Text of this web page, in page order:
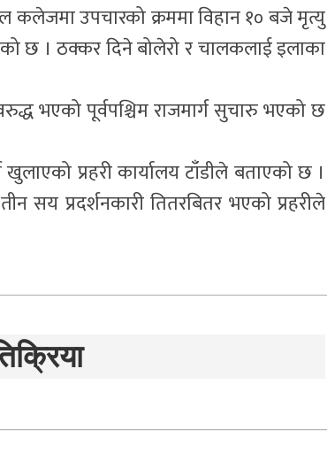
कलेजमा उपचारको क्रममा विहान १० बजे मृत्यु
छ । ठक्कर दिने बोलेरो र चालकलाई इलाका
भएको पूर्वपश्चिम राजमार्ग सुचारु भएको छ
प्रहरी कार्यालय टाँडीले बताएको छ ।
सय प्रदर्शनकारी तितरबितर भएको प्रहरीले